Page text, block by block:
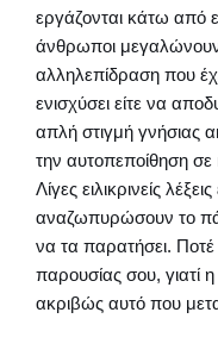
εργάζονται κάτω από
άνθρωποι μεγαλώνουν
αλληλεπίδραση που
ενισχύσει είτε να
απλή στιγμή γνήσιας
την αυτοπεποίθηση σε
Λίγες ειλικρινείς
αναζωπυρώσουν το
να τα παρατήσει. Ποτέ
παρουσίας σου, γιατί
ακριβώς αυτό που